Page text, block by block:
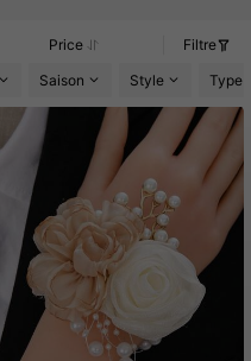
Price
Filtre
Saison Style Type